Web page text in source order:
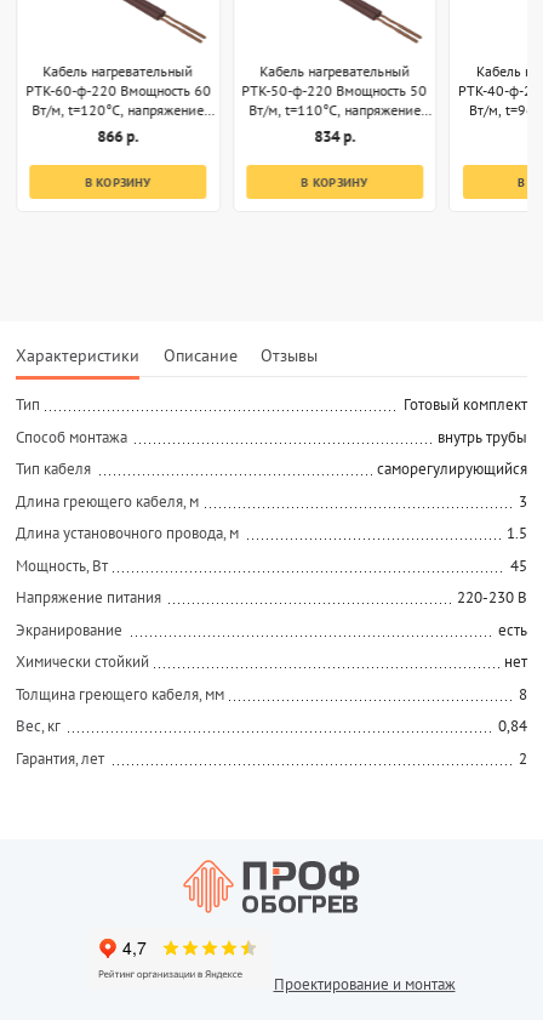
Кабель нагревательный
РТК-60-ф-220 Вмощность 60
Вт/м, t=120°С, напряжение
220В, секции 1м
866 р.
В КОРЗИНУ
Кабель нагревательный
РТК-50-ф-220 Вмощность 50
Вт/м, t=110°С, напряжение
220В, секции 1м
834 р.
В КОРЗИНУ
Кабель
РТК-40-ф-
Вт/м,
В
Характеристики Описание Отзывы
Тип
Готовый комплект
Способ монтажа
внутрь трубы
Тип кабеля
саморегулирующийся
Длина греющего кабеля, м
3
Длина установочного провода, м
1.5
Мощность, Вт
45
Напряжение питания
220-230 В
Экранирование
есть
Химически стойкий
нет
Толщина греющего кабеля, мм
8
Вес, кг
0,84
Гарантия, лет
2
Проектирование и монтаж